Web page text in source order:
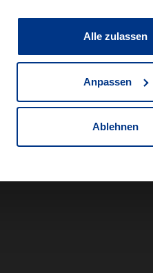
Alle zulassen
Anpassen
Ablehnen
Fahrzeug teilen